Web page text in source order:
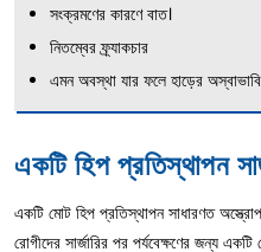
সংক্রমণের কারণে বাত।
নিতম্বের ফ্র্যাকচার
এমন অবস্থা যার ফলে হাড়ের
একটি হিপ প্রতিস্থাপন
একটি মোট হিপ প্রতিস্থাপন সাধারণত
রোগীদের সার্জারির পর পর্যবেক্ষণের জন্য